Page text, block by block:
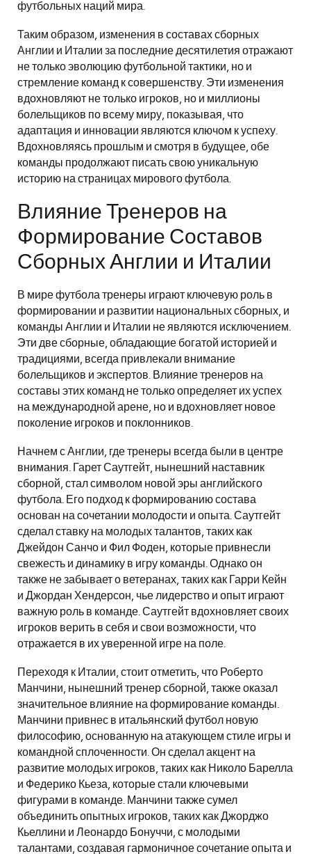
футбольных наций мира.
Таким образом, изменения в составах сборных
Англии и Италии за последние десятилетия отражают
не только эволюцию футбольной тактики, но и
стремление команд к совершенству. Эти изменения
вдохновляют не только игроков, но и миллионы
болельщиков по всему миру, показывая, что
адаптация и инновации являются ключом к успеху.
Вдохновляясь прошлым и смотря в будущее, обе
команды продолжают писать свою уникальную
историю на страницах мирового футбола.
Влияние Тренеров на
Формирование Составов
Сборных Англии и Италии
В мире футбола тренеры играют ключевую роль в
формировании и развитии национальных сборных, и
команды Англии и Италии не являются исключением.
Эти две сборные, обладающие богатой историей и
традициями, всегда привлекали внимание
болельщиков и экспертов. Влияние тренеров на
составы этих команд не только определяет их успех
на международной арене, но и вдохновляет новое
поколение игроков и поклонников.
Начнем с Англии, где тренеры всегда были в центре
внимания. Гарет Саутгейт, нынешний наставник
сборной, стал символом новой эры английского
футбола. Его подход к формированию состава
основан на сочетании молодости и опыта. Саутгейт
сделал ставку на молодых талантов, таких как
Джейдон Санчо и Фил Фоден, которые привнесли
свежесть и динамику в игру команды. Однако он
также не забывает о ветеранах, таких как Гарри Кейн
и Джордан Хендерсон, чье лидерство и опыт играют
важную роль в команде. Саутгейт вдохновляет своих
игроков верить в себя и свои возможности, что
отражается в их уверенной игре на поле.
Переходя к Италии, стоит отметить, что Роберто
Манчини, нынешний тренер сборной, также оказал
значительное влияние на формирование команды.
Манчини привнес в итальянский футбол новую
философию, основанную на атакующем стиле игры и
командной сплоченности. Он сделал акцент на
развитие молодых игроков, таких как Николо Барелла
и Федерико Кьеза, которые стали ключевыми
фигурами в команде. Манчини также сумел
объединить опытных игроков, таких как Джорджо
Кьеллини и Леонардо Бонуччи, с молодыми
талантами, создавая гармоничное сочетание опыта и